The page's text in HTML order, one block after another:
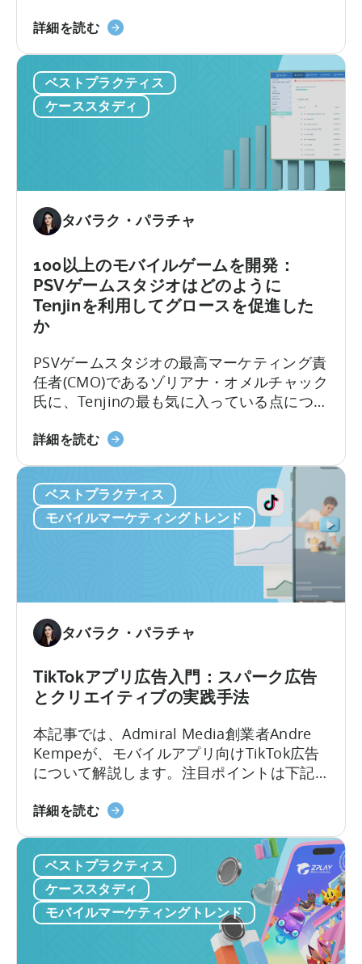
択
始
ま
る
ても大丈夫です。この記事のポイントは以
アでアプリに注目してもらったり、効果的
な広告を掲載したりするには、運だけでは
不十分です。しかし、Pythonのようなツー
詳細を読むモ
ル
マ
ー
グ
た
め
の
Python
使
い
方
に
つ
Python
を
モ
ー
テ
ィ
ン
グ
に
活
用
す
る
方
法：
Python
を
モ
ベストプラクティス
ケーススタディ
タバラク・パラチャ
100以上のモバイルゲームを開発：
PSVゲームスタジオはどのように
Tenjinを利用してグロースを促進した
か
PSVゲームスタジオの最高マーケティング責
任者(CMO)であるゾリアナ・オメルチャック
氏に、Tenjinの最も気に入っている点につい
では、彼女のチームがTenjinダッシュボード
ケールさせているのか、その舞台裏を語っ
てくれます。このインタビューでは、以下
のことを学ぶことができます。1. PSVが追
詳細を読む100
え
る
モ
ー
の
ス
ケ
ー
に
い
ゲ
ー
ム
ス
ベストプラクティス
モバイルマーケティングトレンド
タバラク・パラチャ
TikTokアプリ広告入門：スパーク広告
とクリエイティブの実践手法
本記事では、Admiral Media創業者Andre
Kempeが、モバイルアプリ向けTikTok広告
について解説します。注目ポイントは下記
でどんな共通課題に直面するか？ TikTokキ
Meta（Facebook/Instagram）とどう異な
るか？ Spark Adsの本質とその重要性は？
実例付きTikTokクリエイティブのベストプ
ラクティスは？
詳細を読むモ
ル
ア
プ
リ
ベストプラクティス
ケーススタディ
モバイルマーケティングトレンド